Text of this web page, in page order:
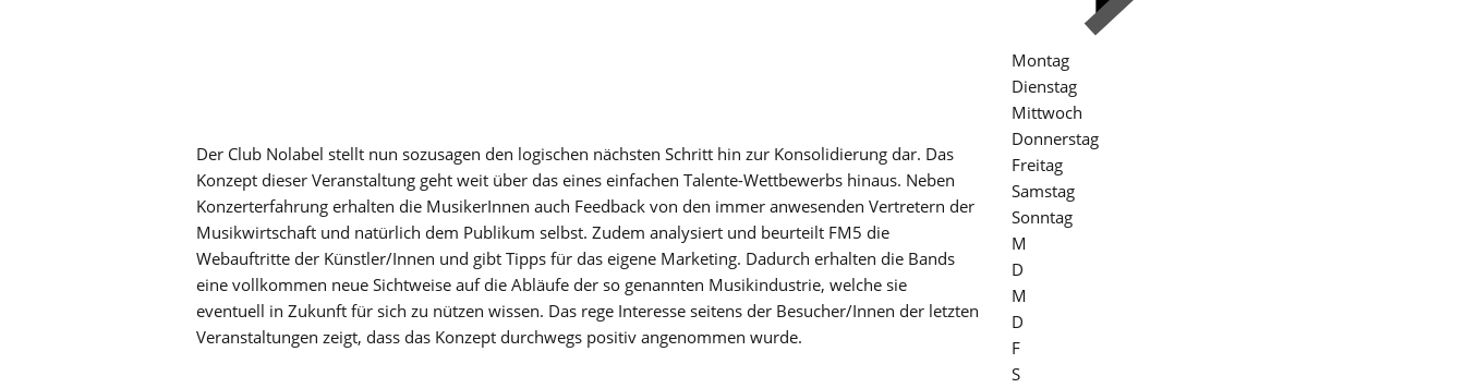
Der Club Nolabel stellt nun sozusagen den logischen nächsten Schritt hin zur Konsolidierung dar. Das
Konzept dieser Veranstaltung geht weit über das eines einfachen Talente-Wettbewerbs hinaus. Neben
Konzerterfahrung erhalten die MusikerInnen auch Feedback von den immer anwesenden Vertretern der
Musikwirtschaft und natürlich dem Publikum selbst. Zudem analysiert und beurteilt FM5 die
Webauftritte der Künstler/Innen und gibt Tipps für das eigene Marketing. Dadurch erhalten die Bands
eine vollkommen neue Sichtweise auf die Abläufe der so genannten Musikindustrie, welche sie
eventuell in Zukunft für sich zu nützen wissen. Das rege Interesse seitens der Besucher/Innen der letzten
Veranstaltungen zeigt, dass das Konzept durchwegs positiv angenommen wurde.
Montag
Dienstag
Mittwoch
Donnerstag
Freitag
Samstag
Sonntag
M
D
M
D
F
S